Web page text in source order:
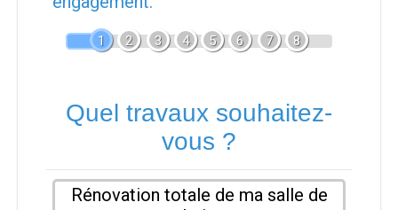
1 2 3 4 5 6 7 8
Quel travaux souhaitez-
vous ?
Rénovation totale de ma salle de